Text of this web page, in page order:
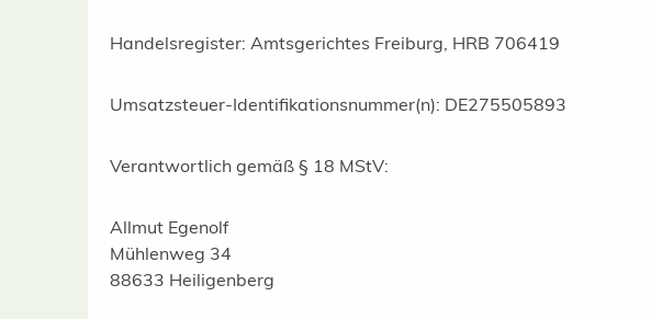
Handelsregister: Amtsgerichtes Freiburg, HRB 706419
Umsatzsteuer-Identifikationsnummer(n): DE275505893
Verantwortlich gemäß § 18 MStV:
Allmut Egenolf
Mühlenweg 34
88633 Heiligenberg